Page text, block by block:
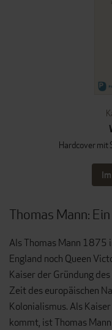
Hardcover mit
Thomas Mann:
Als Thomas Mann 1875
England noch Queen
Kaiser der Gründung
Zeit des europäischen
Kolonialismus. Als
kommt, ist Thomas